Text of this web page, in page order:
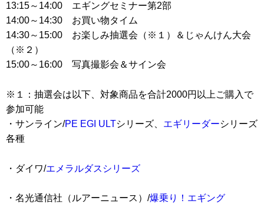
13:15～14:00 エギングセミナー第2部
14:00～14:30 お買い物タイム
14:30～15:00 お楽しみ抽選会（※１）＆じゃんけん大会
（※２）
15:00～16:00 写真撮影会＆サイン会
※１：抽選会は以下、対象商品を合計2000円以上ご購入で
参加可能
・サンライン/PE EGI ULTシリーズ、 エギリーダーシリーズ
各種
・ダイワ/エメラルダスシリーズ
・名光通信社（ルアーニュース）/爆乗り！エギング